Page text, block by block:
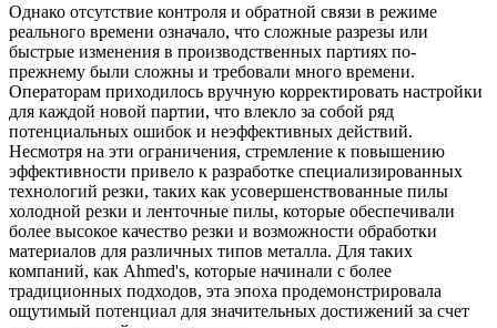
Однако отсутствие контроля и обратной связи в режиме
реального времени означало, что сложные разрезы или
быстрые изменения в производственных партиях по-
прежнему были сложны и требовали много времени.
Операторам приходилось вручную корректировать настройки
для каждой новой партии, что влекло за собой ряд
потенциальных ошибок и неэффективных действий.
Несмотря на эти ограничения, стремление к повышению
эффективности привело к разработке специализированных
технологий резки, таких как усовершенствованные пилы
холодной резки и ленточные пилы, которые обеспечивали
более высокое качество резки и возможности обработки
материалов для различных типов металла. Для таких
компаний, как Ahmed's, которые начинали с более
традиционных подходов, эта эпоха продемонстрировала
ощутимый потенциал для значительных достижений за счет